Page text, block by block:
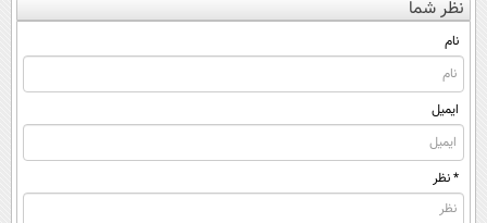
رو پر کنی!
◂پرسش‌نامه)
(◀پرسش‌نامه)
نظر شما
نام
ایمیل
* نظر